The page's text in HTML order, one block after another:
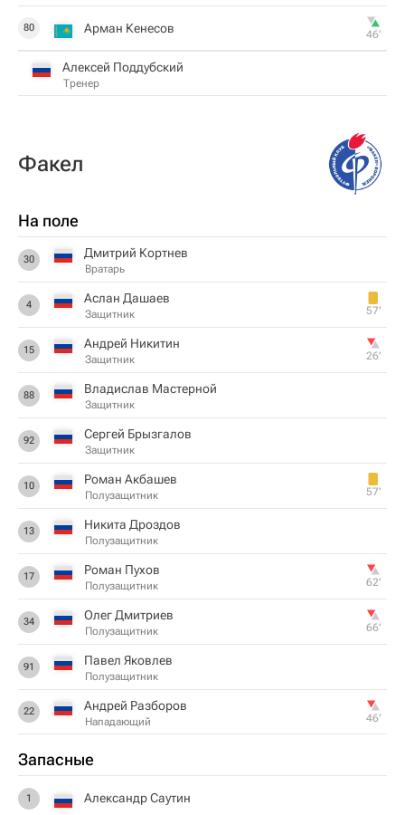
80 Арман Кенесов 46‎’‎
Алексей Поддубский
Тренер
Факел
На поле
30 Дмитрий Кортнев
Вратарь
4 Аслан Дашаев
Защитник 57‎’‎
15 Андрей Никитин
Защитник 26‎’‎
88 Владислав Мастерной
Защитник
92 Сергей Брызгалов
Защитник
10 Роман Акбашев
Полузащитник 57‎’‎
13 Никита Дроздов
Полузащитник
17 Роман Пухов
Полузащитник 62‎’‎
34 Олег Дмитриев
Полузащитник 66‎’‎
91 Павел Яковлев
Полузащитник
22 Андрей Разборов
Нападающий 46‎’‎
Запасные
1 Александр Саутин